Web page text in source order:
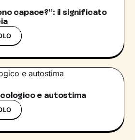
capace?”: il significato
e autostima